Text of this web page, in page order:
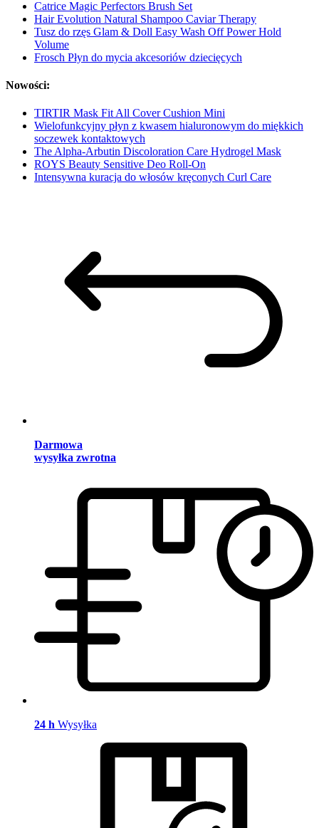
Catrice Magic Perfectors Brush Set
Hair Evolution Natural Shampoo Caviar Therapy
Tusz do rzęs Glam & Doll Easy Wash Off Power Hold
Volume
Frosch Płyn do mycia akcesoriów dziecięcych
Nowości:
TIRTIR Mask Fit All Cover Cushion Mini
Wielofunkcyjny płyn z kwasem hialuronowym do miękkich
soczewek kontaktowych
The Alpha-Arbutin Discoloration Care Hydrogel Mask
ROYS Beauty Sensitive Deo Roll-On
Intensywna kuracja do włosów kręconych Curl Care
Darmowa
wysyłka zwrotna
24 h Wysyłka